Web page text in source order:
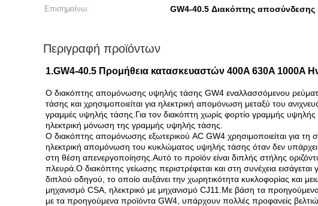
Επισημαίνω:
GW4-40.5 Διακόπτης αποσύνδεσης
Περιγραφή προϊόντων
1.GW4-40.5 Προμήθεια κατασκευαστών 400A 630A 1000A
Ο διακόπτης απομόνωσης υψηλής τάσης GW4 εναλλασσόμενου
τάσης και χρησιμοποιείται για ηλεκτρική απομόνωση μεταξύ του
γραμμές υψηλής τάσης.Για τον διακόπτη χωρίς φορτίο γραμμής
ηλεκτρική μόνωση της γραμμής υψηλής τάσης.
Ο διακόπτης απομόνωσης εξωτερικού AC GW4 χρησιμοποιείται για
ηλεκτρική απομόνωση του κυκλώματος υψηλής τάσης όταν δεν
στη θέση απενεργοποίησης.Αυτό το προϊόν είναι διπλής στήλης
πλευρά.Ο διακόπτης γείωσης περιστρέφεται και στη συνέχεια
διπλού οδηγού, το οποίο αυξάνει την χωρητικότητα κυκλοφορίας και
μηχανισμό CSA, ηλεκτρικό με μηχανισμό CJ11.Με βάση τα
με τα προηγούμενα προϊόντα GW4, υπάρχουν πολλές προφανείς